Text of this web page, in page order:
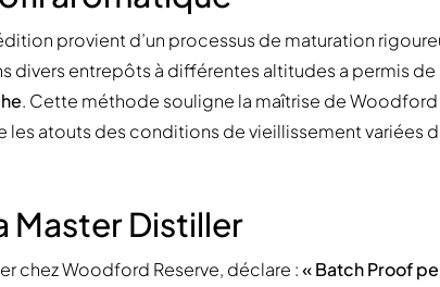
provient d’un processus de maturation
divers entrepôts à différentes altitudes a permis de
. Cette méthode souligne la maîtrise de Woodford
les atouts des conditions de vieillissement variées
Master Distiller
chez Woodford Reserve, déclare :« Batch Proof